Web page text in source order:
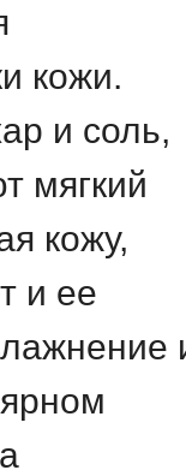
кожи.
и соль,
мягкий
кожу,
и ее